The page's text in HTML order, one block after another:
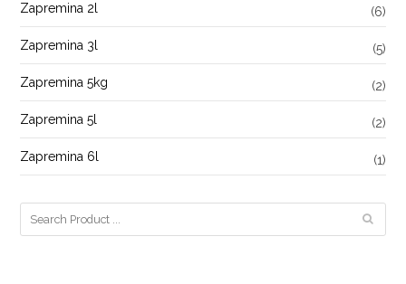
Zapremina 2l (6)
Zapremina 3l (5)
Zapremina 5kg (2)
Zapremina 5l (2)
Zapremina 6l (1)